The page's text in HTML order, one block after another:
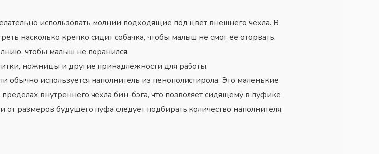
использовать молнии подходящие под цвет внешнего чехла. В
насколько крепко сидит собачка, чтобы малыш не смог ее оторвать.
чтобы малыш не поранился.
ножницы и другие принадлежности для работы.
обычно используется наполнитель из пенополистирола. Это маленькие
внутреннего чехла бин-бэга, что позволяет сидящему в пуфике
от размеров будущего пуфа следует подбирать количество наполнителя.